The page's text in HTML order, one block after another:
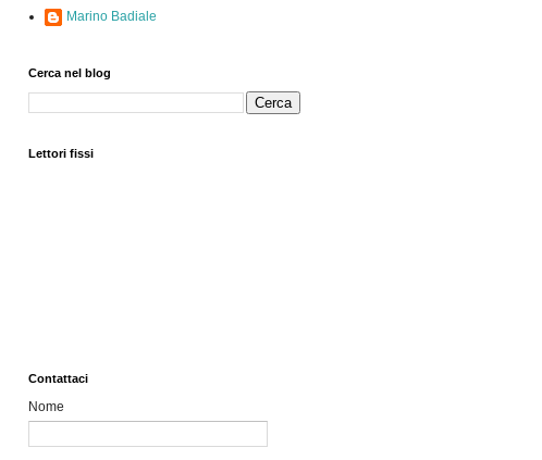
Marino Badiale
Cerca nel blog
Lettori fissi
Contattaci
Nome